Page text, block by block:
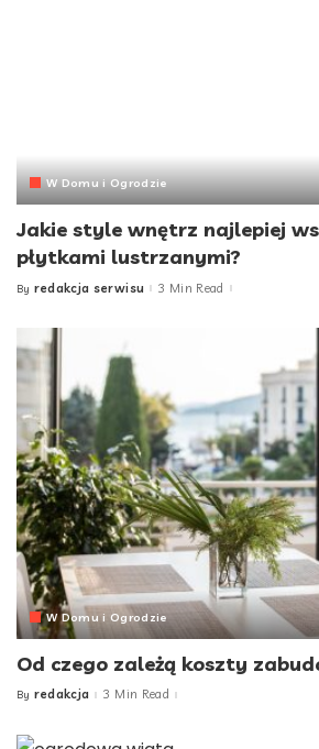
W Domu i Ogrodzie
Jakie style wnętrz najlepiej
płytkami lustrzanymi?
Posted
By redakcja serwisu 3 Min Read
W Domu i Ogrodzie
Od czego zależą koszty
Posted
By redakcja 3 Min Read